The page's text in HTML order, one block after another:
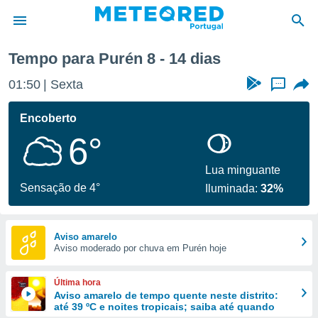
da
foi
fornecidas
a este
das
e
forma
digital
Tempo para Purén 8 - 14 dias
01:50 Sexta ...
Encoberto
6°
Sensação de 4°
Lua minguante
Iluminada:32%
Aviso amarelo
Aviso moderado por chuva em Purén hoje
Última hora
Aviso amarelo de tempo quente neste distrito:
até 39 ºC e noites tropicais; saiba até quando